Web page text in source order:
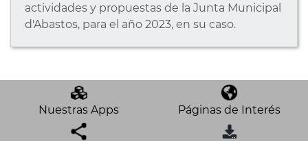
actividades y propuestas de la Junta Municipal
d'Abastos, para el año 2023, en su caso.
Nuestras Apps Páginas de Interés